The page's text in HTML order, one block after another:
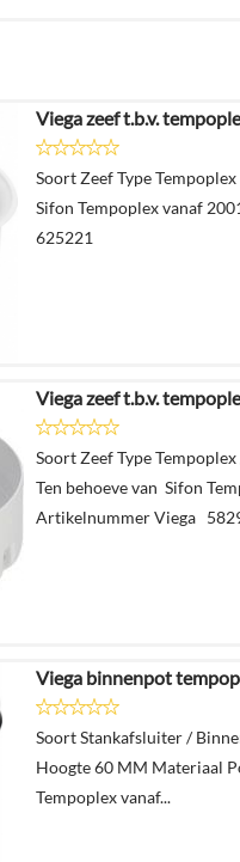
Viega zeef t.b.v.
Soort Zeef Type
Sifon Tempoplex vanaf
625221
Viega zeef t.b.v.
Soort Zeef Type
Ten behoeve van Sifon
Artikelnummer Viega
Viega binnenpot
Soort Stankafsluiter /
Hoogte 60 MM Materiaal
Tempoplex vanaf...